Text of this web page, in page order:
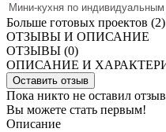
Мини-кухня по
Больше готовых проектов (2)
ОТЗЫВЫ И ОПИСАНИЕ
ОТЗЫВЫ (0)
ОПИСАНИЕ И
Оставить отзыв
Пока никто не оставил
Вы можете стать первым!
Описание